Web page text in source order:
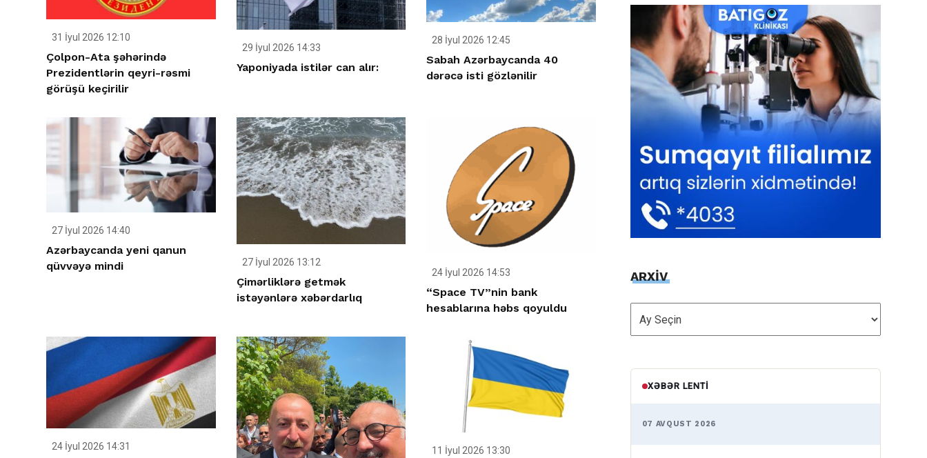
31 İyul 2026 12:10
Çolpon-Ata şəhərində
Prezidentlərin qeyri-rəsmi
görüşü keçirilir
29 İyul 2026 14:33
Yaponiyada istilər can alır:
28 İyul 2026 12:45
Sabah Azərbaycanda 40
dərəcə isti gözlənilir
27 İyul 2026 14:40
Azərbaycanda yeni qanun
qüvvəyə mindi
27 İyul 2026 13:12
Çimərliklərə getmək
istəyənlərə xəbərdarlıq
24 İyul 2026 14:53
“Space TV”nin bank
hesablarına həbs qoyuldu
24 İyul 2026 14:31 11 İyul 2026 13:30
ARXİV
ARXİV
XƏBƏR LENTI
07 AVQUST 2026